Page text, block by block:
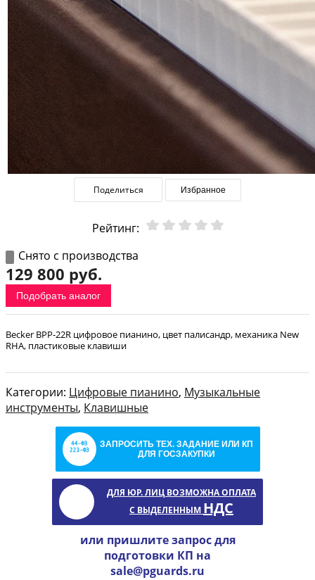
Поделиться Избранное
Рейтинг:
Снято с производства
129 800 руб.
Подобрать аналог
Becker BPP-22R цифровое пианино, цвет палисандр, механика New
RHA, пластиковые клавиши
Категории: Цифровые пианино, Музыкальные
инструменты, Клавишные
ЗАПРОСИТЬ ТЕХ. ЗАДАНИЕ ИЛИ КП
ДЛЯ ГОСЗАКУПКИ
ДЛЯ ЮР. ЛИЦ ВОЗМОЖНА ОПЛАТА
С ВЫДЕЛЕННЫМ НДС
или пришлите запрос для
подготовки КП на
sale@pguards.ru